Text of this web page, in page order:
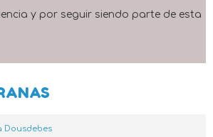
y por seguir siendo parte de esta
Dousdebes